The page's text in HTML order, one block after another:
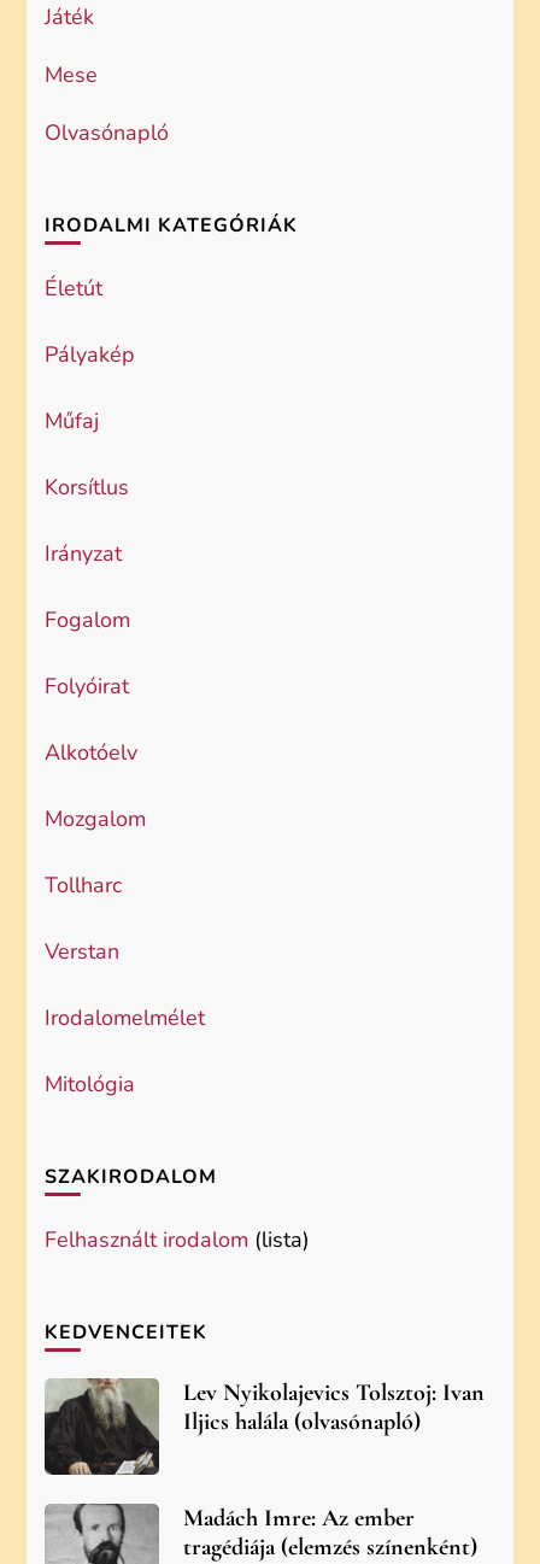
Játék
Mese
Olvasónapló
IRODALMI KATEGÓRIÁK
Életút
Pályakép
Műfaj
Korsítlus
Irányzat
Fogalom
Folyóirat
Alkotóelv
Mozgalom
Tollharc
Verstan
Irodalomelmélet
Mitológia
SZAKIRODALOM
Felhasznált irodalom (lista)
KEDVENCEITEK
Lev Nyikolajevics Tolsztoj: Ivan
Iljics halála (olvasónapló)
Madách Imre: Az ember
tragédiája (elemzés színenként)